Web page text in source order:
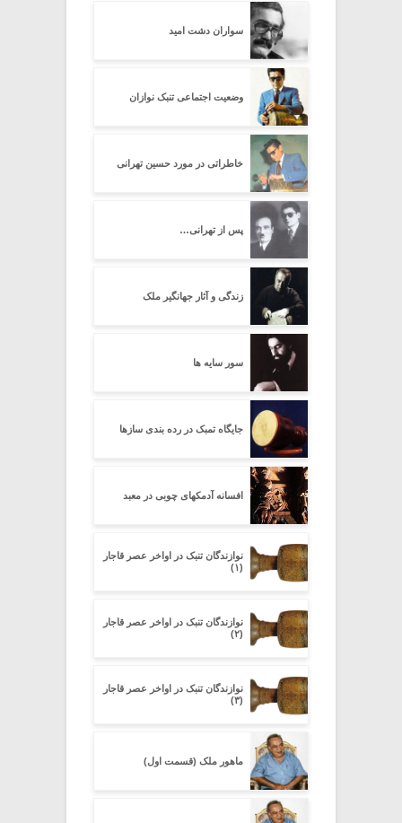
سواران دشت امید
وضعیت اجتماعی تنبک نوازان
خاطراتی در مورد حسین تهرانی
پس از تهرانی…
زندگی و آثار جهانگیر ملک
سور سایه ها
جایگاه تمبک در رده بندی سازها
افسانه آدمکهای چوبی در معبد
نوازندگان تنبک در اواخر عصر قاجار
(۱)
نوازندگان تنبک در اواخر عصر قاجار
(۲)
نوازندگان تنبک در اواخر عصر قاجار
(۳)
ماهور ملک (قسمت اول)